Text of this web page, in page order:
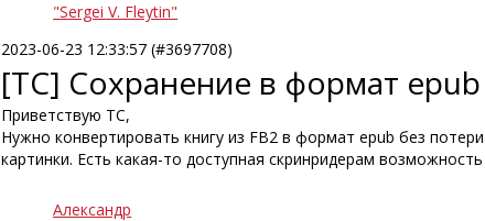
"Sergei V. Fleytin"
2023-06-23 12:33:57 (#3697708)
[TC] Сохранение в формат epub
Приветствую TC,
Нужно конвертировать книгу из FB2 в формат epub без
картинки. Есть какая-то доступная скринридерам
Александр